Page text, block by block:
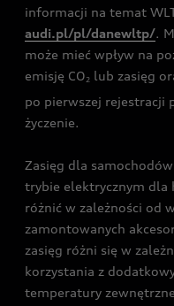
informacji na temat
audi.pl/pl/danewltp/.
może mieć wpływ na
emisję CO2 lub zasięg
po pierwszej rejestracji
życzenie.
Zasięg dla
trybie elektrycznym dla
różnić w zależności od
zamontowanych
zasięg różni się w
korzystania z
temperatury